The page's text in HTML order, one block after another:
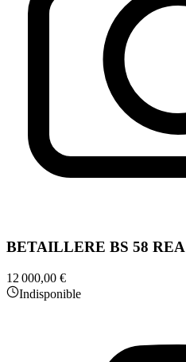
BETAILLERE BS 58 REA
12 000,00 €
Indisponible